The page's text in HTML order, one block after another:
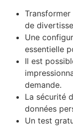
de
Une
essentielle
Il est
demande.
La sécurité
données
Un test